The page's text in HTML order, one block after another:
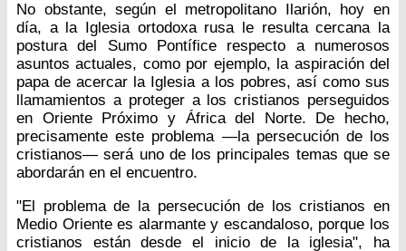
No obstante, según el metropolitano Ilarión, hoy en
día, a la Iglesia ortodoxa rusa le resulta cercana la
postura del Sumo Pontífice respecto a numerosos
asuntos actuales, como por ejemplo, la aspiración del
papa de acercar la Iglesia a los pobres, así como sus
llamamientos a proteger a los cristianos perseguidos
en Oriente Próximo y África del Norte. De hecho,
precisamente este problema —la persecución de los
cristianos— será uno de los principales temas que se
abordarán en el encuentro.
"El problema de la persecución de los cristianos en
Medio Oriente es alarmante y escandaloso, porque los
cristianos están desde el inicio de la iglesia", ha